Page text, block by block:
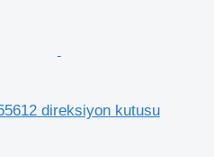
direksiyon kutusu